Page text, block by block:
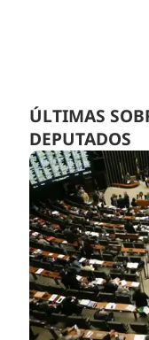
ÚLTIMAS
DEPUTADOS